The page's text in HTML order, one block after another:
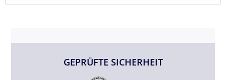
GEPRÜFTE SICHERHEIT